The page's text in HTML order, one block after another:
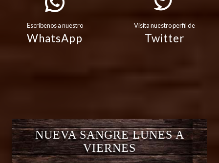
Escribenos a nuestro
WhatsApp
Visita nuestro perfil de
Twitter
NUEVA SANGRE LUNES A
VIERNES